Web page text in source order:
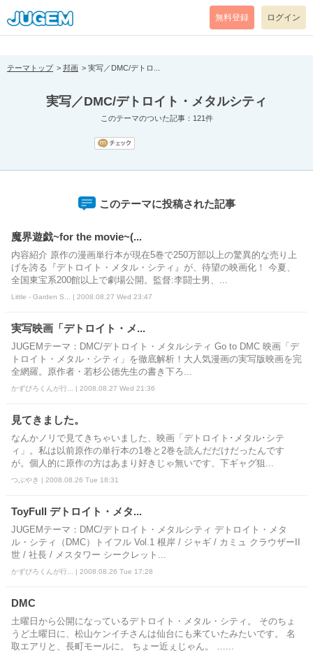
[pear_error: message="Success" code=0 mode=return level=notice
prefix="" info=""]
無料登録 ログイン
テーマトップ 邦画 実写／DMC/デトロ...
実写／DMC/デトロイト・メタルシティ
このテーマのついた記事：121件
このテーマに投稿された記事
魔界遊戯~for the movie~(...
内容紹介 原作の漫画単行本が現在5巻で250万部以上の驚異的な売り上
げを誇る『デトロイト・メタル・シティ』が、待望の映画化！ 今夏、
全国東宝系200館以上で劇場公開。監督:李闘士男、...
Little - Garden S... | 2008.08.27 Wed 23:47
実写映画「デトロイト・メ...
JUGEMテーマ：DMC/デトロイト・メタルシティ Go to DMC 映画「デ
トロイト・メタル・シティ」を徹底解析！大人気漫画の実写版映画を完
全網羅。原作者・若杉公徳先生の書き下ろ...
かずぴろくんが行... | 2008.08.27 Wed 21:36
見てきました。
なんかノリで見てきちゃいました、映画「デトロイト･メタル･シテ
ィ」。私は以前原作の単行本の1巻と2巻を読んだだけだったんです
が。個人的に原作の方はあまり好きじゃ無いです、下ギャグ狙...
つぶやき | 2008.08.26 Tue 18:31
ToyFull デトロイト・メタ...
JUGEMテーマ：DMC/デトロイト・メタルシティ デトロイト・メタ
ル・シティ（DMC）トイフル Vol.1 根岸 / ジャギ / カミュ クラウザーII
世 / 社長 / メスタワー シークレット...
かずぴろくんが行... | 2008.08.26 Tue 17:28
DMC
土曜日から公開になっているデトロイト・メタル・シティ。 そのちょ
うど土曜日に、松山ケンイチさんは仙台にも来ていたみたいです。 名
取エアリと、長町モールに。 ちょー近ぇじゃん。 …...